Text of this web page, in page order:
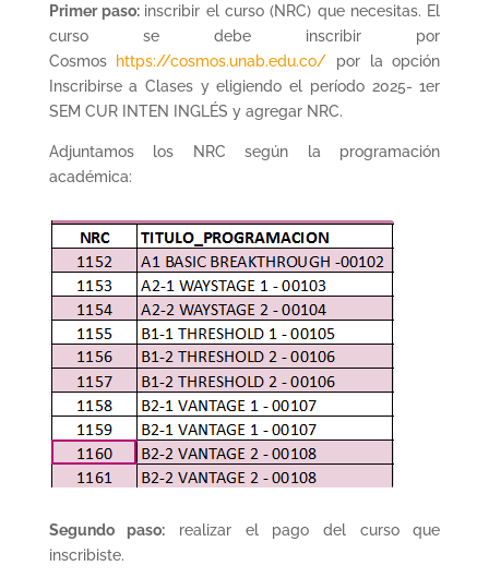
Primer paso: inscribir el curso (NRC) que necesitas. El
curso se debe inscribir por
Cosmos https://cosmos.unab.edu.co/ por la opción
Inscribirse a Clases y eligiendo el período 2025- 1er
SEM CUR INTEN INGLÉS y agregar NRC.
Adjuntamos los NRC según la programación
académica:
Segundo paso: realizar el pago del curso que
inscribiste.